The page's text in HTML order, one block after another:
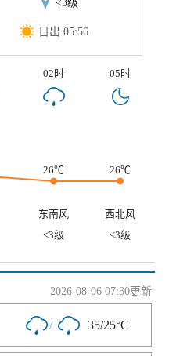
<3级
日出 05:56
02时 05时
26℃ 26℃
东南风
西北风
<3级 <3级
2026-08-06 07:30更新
/ 35/25°C